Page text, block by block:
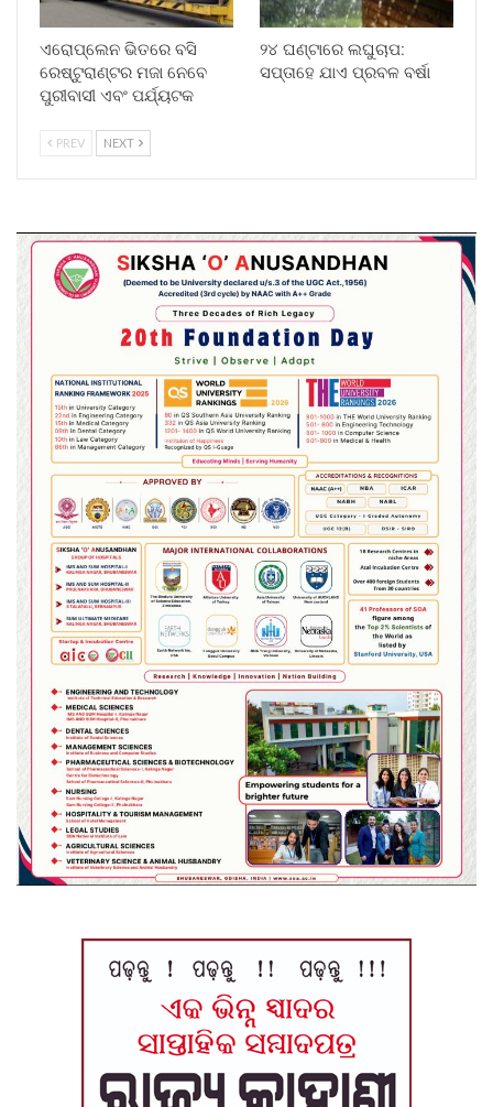
ଏରୋପ୍ଲେନ ଭିତରେ ବସି
ରେଷ୍ଟୁରାଣ୍ଟର ମଜା ନେବେ
ପୁରୀବାସୀ ଏବଂ ପର୍ଯ୍ୟଟକ
୨୪ ଘଣ୍ଟାରେ ଲଘୁଚାପ:
ସପ୍ତାହେ ଯାଏ ପ୍ରବଳ ବର୍ଷା
PREV NEXT